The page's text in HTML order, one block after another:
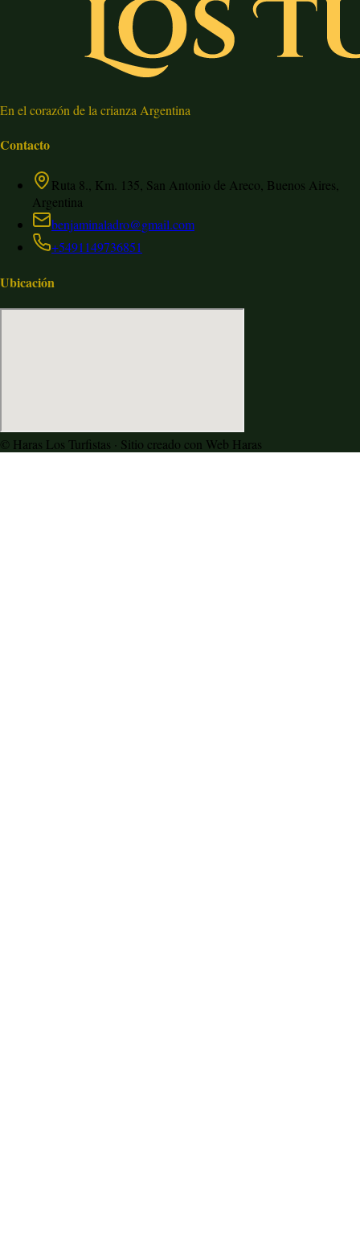
En el corazón de la crianza Argentina
Contacto
Ruta 8., Km. 135, San Antonio de Areco, Buenos Aires,
Argentina
benjaminaladro@gmail.com
+5491149736851
Ubicación
© Haras Los Turfistas · Sitio creado con Web Haras